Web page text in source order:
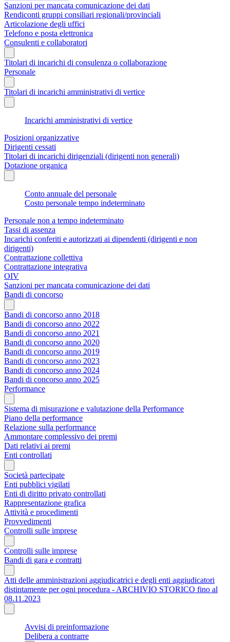
Sanzioni per mancata comunicazione dei dati
Rendiconti gruppi consiliari regionali/provinciali
Articolazione degli uffici
Telefono e posta elettronica
Consulenti e collaboratori
Titolari di incarichi di consulenza o collaborazione
Personale
Titolari di incarichi amministrativi di vertice
Incarichi amministrativi di vertice
Posizioni organizzative
Dirigenti cessati
Titolari di incarichi dirigenziali (dirigenti non generali)
Dotazione organica
Conto annuale del personale
Costo personale tempo indeterminato
Personale non a tempo indeterminato
Tassi di assenza
Incarichi conferiti e autorizzati ai dipendenti (dirigenti e non
dirigenti)
Contrattazione collettiva
Contrattazione integrativa
OIV
Sanzioni per mancata comunicazione dei dati
Bandi di concorso
Bandi di concorso anno 2018
Bandi di concorso anno 2022
Bandi di concorso anno 2021
Bandi di concorso anno 2020
Bandi di concorso anno 2019
Bandi di concorso anno 2023
Bandi di concorso anno 2024
Bandi di concorso anno 2025
Performance
Sistema di misurazione e valutazione della Performance
Piano della performance
Relazione sulla performance
Ammontare complessivo dei premi
Dati relativi ai premi
Enti controllati
Società partecipate
Enti pubblici vigilati
Enti di diritto privato controllati
Rappresentazione grafica
Attività e procedimenti
Provvedimenti
Controlli sulle imprese
Controlli sulle imprese
Bandi di gara e contratti
Atti delle amministrazioni aggiudicatrici e degli enti aggiudicatori
distintamente per ogni procedura - ARCHIVIO STORICO fino al
08.11.2023
Avvisi di preinformazione
Delibera a contrarre